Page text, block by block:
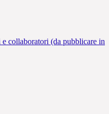
e collaboratori (da pubblicare in